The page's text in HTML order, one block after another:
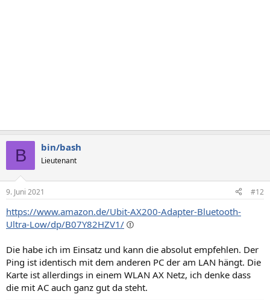
B bin/bash
Lieutenant
9. Juni 2021 #12
https://www.amazon.de/Ubit-AX200-Adapter-Bluetooth-
Ultra-Low/dp/B07Y82HZV1/
Die habe ich im Einsatz und kann die absolut empfehlen. Der
Ping ist identisch mit dem anderen PC der am LAN hängt. Die
Karte ist allerdings in einem WLAN AX Netz, ich denke dass
die mit AC auch ganz gut da steht.